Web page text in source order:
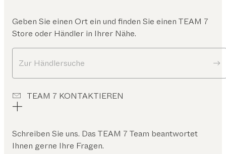
Geben Sie einen Ort ein und finden Sie einen TEAM 7
Store oder Händler in Ihrer Nähe.
Zur Händlersuche
TEAM 7 KONTAKTIEREN
Schreiben Sie uns. Das TEAM 7 Team beantwortet
Ihnen gerne Ihre Fragen.